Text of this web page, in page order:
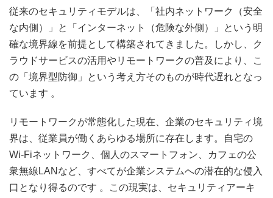
従来のセキュリティモデルは、「社内ネットワーク（安全
な内側）」と「インターネット（危険な外側）」という明
確な境界線を前提として構築されてきました。しかし、ク
ラウドサービスの活用やリモートワークの普及により、こ
の「境界型防御」という考え方そのものが時代遅れとなっ
ています 。
リモートワークが常態化した現在、企業のセキュリティ境
界は、従業員が働くあらゆる場所に存在します。自宅の
Wi-Fiネットワーク、個人のスマートフォン、カフェの公
衆無線LANなど、すべてが企業システムへの潜在的な侵入
口となり得るのです 。この現実は、セキュリティアーキ